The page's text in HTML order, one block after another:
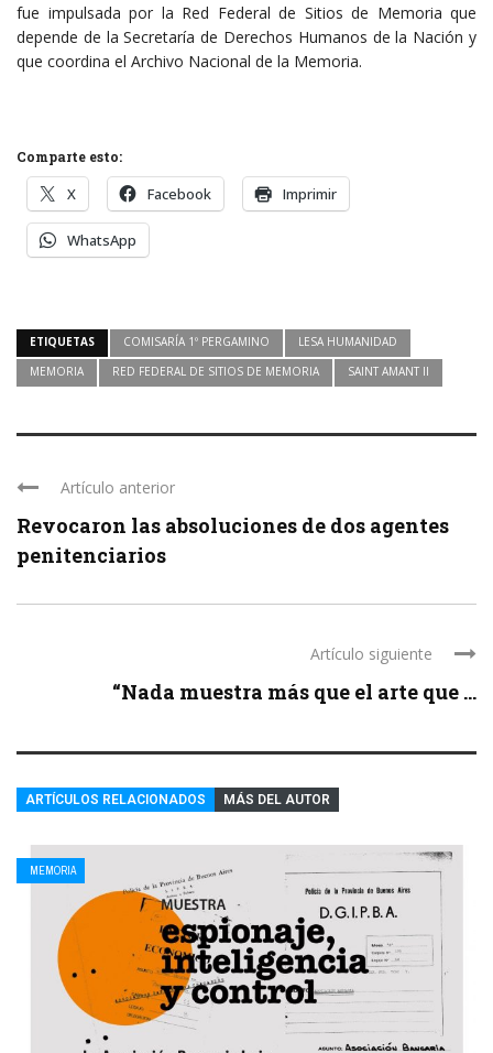
fue impulsada por la Red Federal de Sitios de Memoria que
depende de la Secretaría de Derechos Humanos de la Nación y
que coordina el Archivo Nacional de la Memoria.
Comparte esto:
X Facebook Imprimir
WhatsApp
ETIQUETAS COMISARÍA 1º PERGAMINO
LESA HUMANIDAD
MEMORIA
RED FEDERAL DE SITIOS DE MEMORIA SAINT AMANT II
Artículo anterior
Revocaron las absoluciones de dos agentes
penitenciarios
Artículo siguiente
“Nada muestra más que el arte que ...
ARTÍCULOS RELACIONADOS MÁS DEL AUTOR
MEMORIA